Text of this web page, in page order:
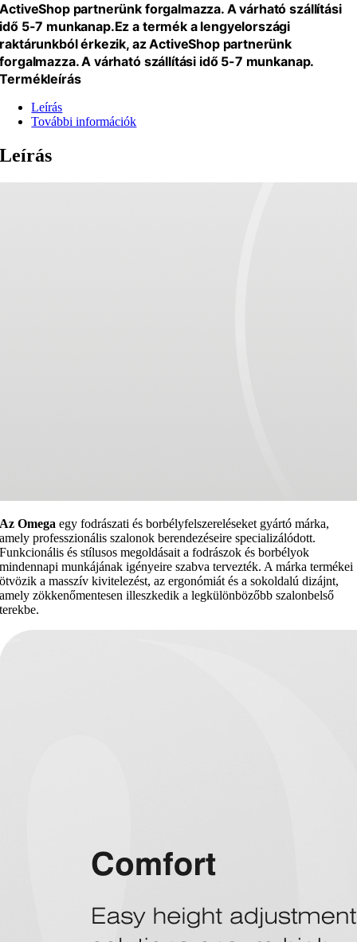
ActiveShop partnerünk forgalmazza. A várható szállítási
idő 5-7 munkanap.Ez a termék a lengyelországi
raktárunkból érkezik, az ActiveShop partnerünk
forgalmazza. A várható szállítási idő 5-7 munkanap.
Termékleírás
Leírás
További információk
Leírás
Az Omega egy fodrászati és borbélyfelszereléseket gyártó márka,
amely professzionális szalonok berendezéseire specializálódott.
Funkcionális és stílusos megoldásait a fodrászok és borbélyok
mindennapi munkájának igényeire szabva tervezték. A márka termékei
ötvözik a masszív kivitelezést, az ergonómiát és a sokoldalú dizájnt,
amely zökkenőmentesen illeszkedik a legkülönbözőbb szalonbelső
terekbe.